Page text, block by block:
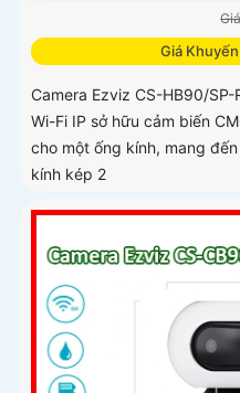
Giá
Camera Ezviz CS-HB90/
Wi-Fi IP sở hữu cảm biến
cho một ống kính, mang
kính kép 2